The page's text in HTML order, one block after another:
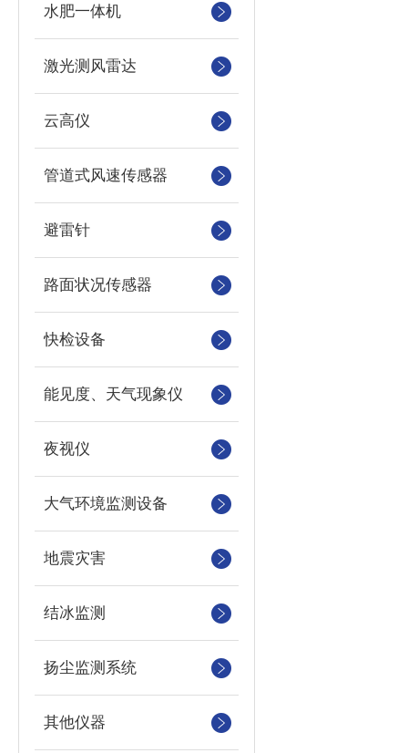
水肥一体机
激光测风雷达
云高仪
管道式风速传感器
避雷针
路面状况传感器
快检设备
能见度、天气现象仪
夜视仪
大气环境监测设备
地震灾害
结冰监测
扬尘监测系统
其他仪器